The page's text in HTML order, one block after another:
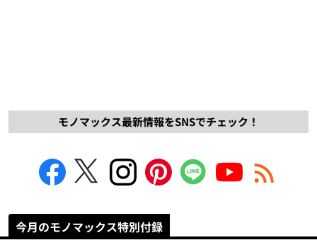
モノマックス最新情報をSNSでチェック！
今月のモノマックス特別付録